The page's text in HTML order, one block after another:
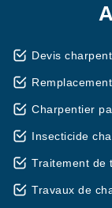
Devis
Charpentier
Insecticide
Traitement de
Travaux de